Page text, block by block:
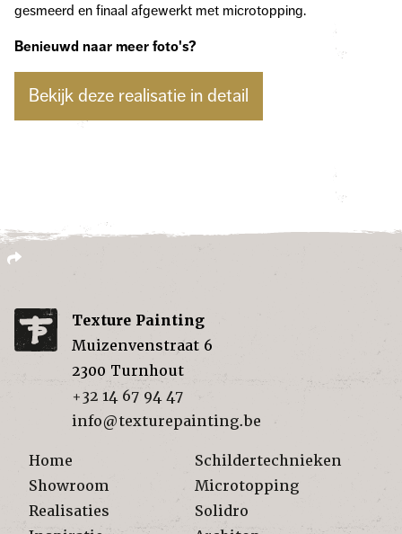
gesmeerd en finaal afgewerkt met microtopping.
Benieuwd naar meer foto's?
Bekijk deze realisatie in detail
Texture Painting
Muizenvenstraat 6
2300 Turnhout
+32 14 67 94 47
info@texturepainting.be
Home
Showroom
Realisaties
Schildertechnieken
Microtopping
Solidro